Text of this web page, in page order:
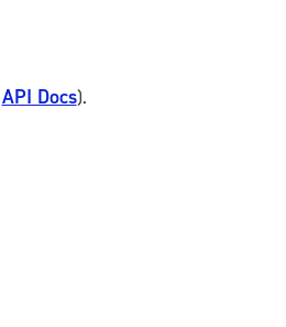
API Docs).